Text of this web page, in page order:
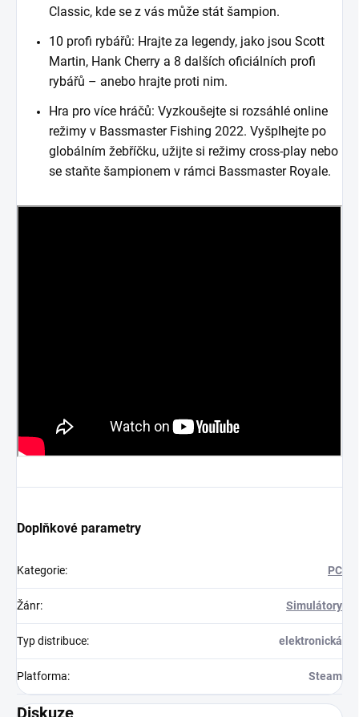
Classic, kde se z vás může stát šampion.
10 profi rybářů: Hrajte za legendy, jako jsou Scott
Martin, Hank Cherry a 8 dalších oficiálních profi
rybářů – anebo hrajte proti nim.
Hra pro více hráčů: Vyzkoušejte si rozsáhlé online
režimy v Bassmaster Fishing 2022. Vyšplhejte po
globálním žebříčku, užijte si režimy cross-play nebo
se staňte šampionem v rámci Bassmaster Royale.
Doplňkové parametry
Kategorie: PC
Žánr: Simulátory
Typ distribuce: elektronická
Platforma: Steam
Diskuze